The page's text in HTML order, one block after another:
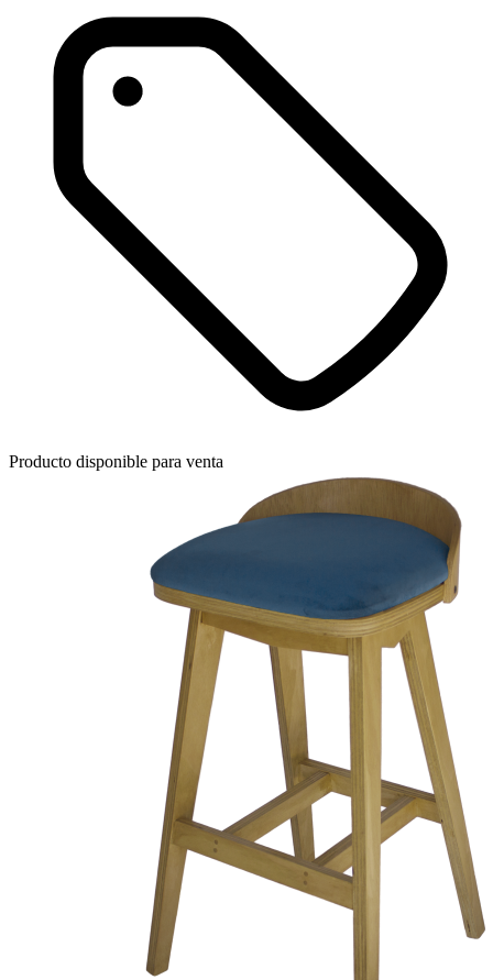
Producto disponible para venta